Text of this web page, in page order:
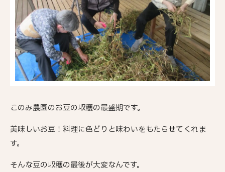
このみ農園のお豆の収穫の最盛期です。
美味しいお豆！料理に色どりと味わいをもたらせてくれま
す。
そんな豆の収穫の最後が大変なんです。